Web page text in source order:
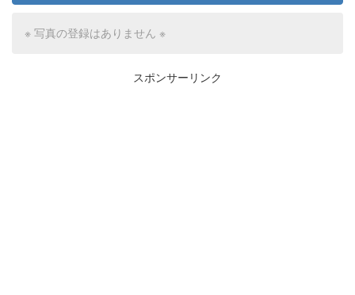
※ 写真の登録はありません ※
スポンサーリンク